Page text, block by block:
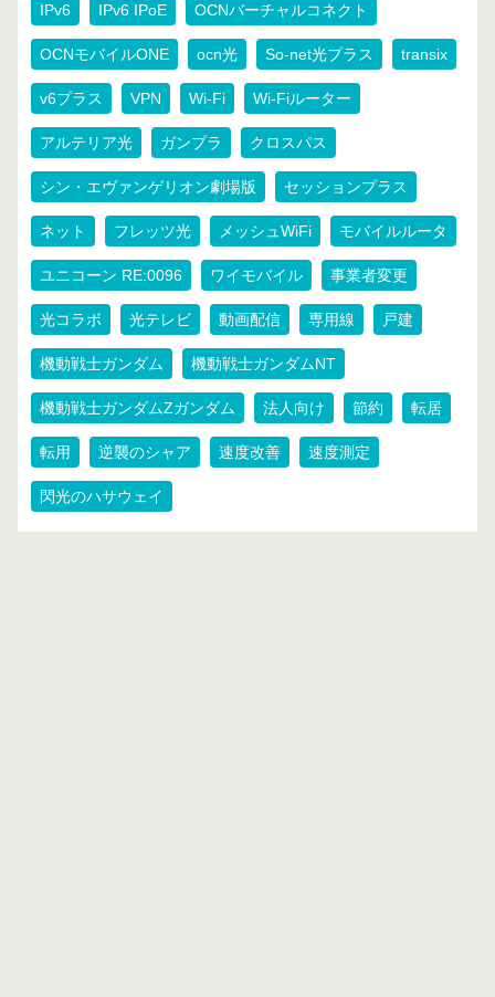
IPv6 IPv6 IPoE OCNバーチャルコネクト
OCNモバイルONE ocn光 So-net光プラス transix
v6プラス VPN Wi-Fi Wi-Fiルーター
アルテリア光 ガンプラ クロスパス
シン・エヴァンゲリオン劇場版 セッションプラス
ネット フレッツ光 メッシュWiFi モバイルルータ
ユニコーン RE:0096 ワイモバイル 事業者変更
光コラボ 光テレビ 動画配信 専用線 戸建
機動戦士ガンダム 機動戦士ガンダムNT
機動戦士ガンダムZガンダム 法人向け 節約 転居
転用 逆襲のシャア 速度改善 速度測定
閃光のハサウェイ